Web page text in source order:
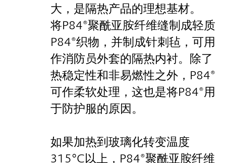
大，是隔热产品的理想基材。
将P84®聚酰亚胺纤维缝制成轻质
P84®织物，并制成针刺毡，可用
作消防员外套的隔热内衬。除了
热稳定性和非易燃性之外，P84®
可作柔软处理，这也是将P84®用
于防护服的原因。
如果加热到玻璃化转变温度
315°C以上，P84®聚酰亚胺纤维